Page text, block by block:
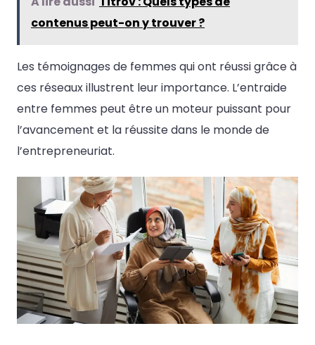
contenus peut-on y trouver ?
Les témoignages de femmes qui ont réussi grâce à
ces réseaux illustrent leur importance. L’entraide
entre femmes peut être un moteur puissant pour
l’avancement et la réussite dans le monde de
l’entrepreneuriat.